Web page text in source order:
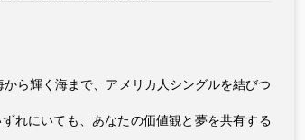
ら輝く海まで、アメリカ人シングルを結びつ
れにいても、あなたの価値観と夢を共有する